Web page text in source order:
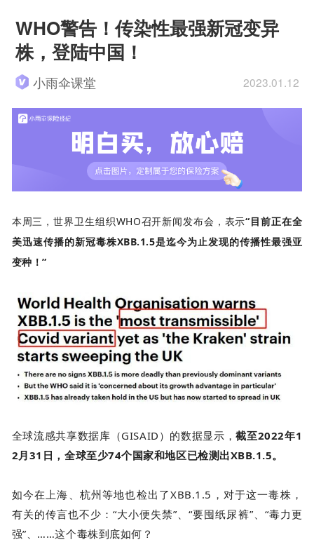
WHO警告！传染性最强新冠变异
株，登陆中国！
小雨伞课堂 2023.01.12
本周三，世界卫生组织WHO召开新闻发布会，表示“目前正在全
美迅速传播的新冠毒株XBB.1.5是迄今为止发现的传播性最强亚
变种！”
全球流感共享数据库（GISAID）的数据显示，截至2022年1
2月31日，全球至少74个国家和地区已检测出XBB.1.5。
如今在上海、杭州等地也检出了XBB.1.5，对于这一毒株，
有关的传言也不少：“大小便失禁”、“要囤纸尿裤”、“毒力更
强”、……这个毒株到底如何？